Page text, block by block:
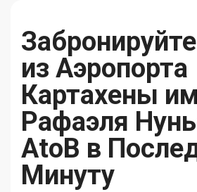
из Аэропорта
Картахены
Рафаэля
AtoB в
Минуту